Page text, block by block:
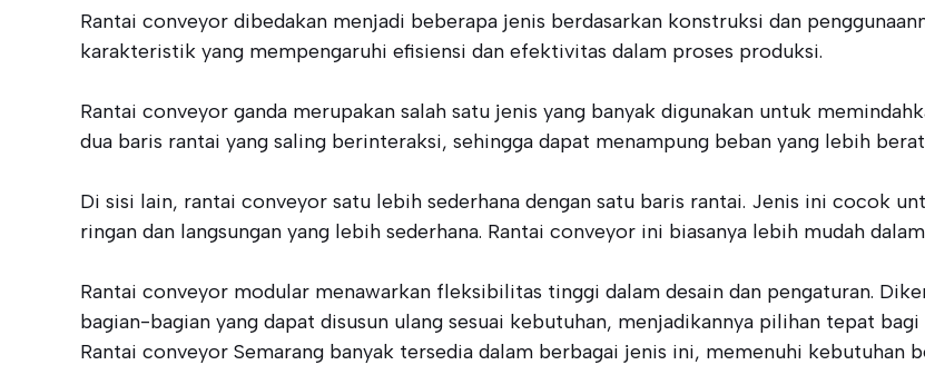
Rantai conveyor dibedakan menjadi beberapa jenis berdasarkan konstruksi dan
karakteristik yang mempengaruhi efisiensi dan efektivitas dalam proses produksi.
Rantai conveyor ganda merupakan salah satu jenis yang banyak digunakan untuk
dua baris rantai yang saling berinteraksi, sehingga dapat menampung beban yang lebih
Di sisi lain, rantai conveyor satu lebih sederhana dengan satu baris rantai. Jenis ini cocok
ringan dan langsungan yang lebih sederhana. Rantai conveyor ini biasanya lebih mudah
Rantai conveyor modular menawarkan fleksibilitas tinggi dalam desain dan pengaturan.
bagian-bagian yang dapat disusun ulang sesuai kebutuhan, menjadikannya pilihan tepat
Rantai conveyor Semarang banyak tersedia dalam berbagai jenis ini, memenuhi kebutuhan